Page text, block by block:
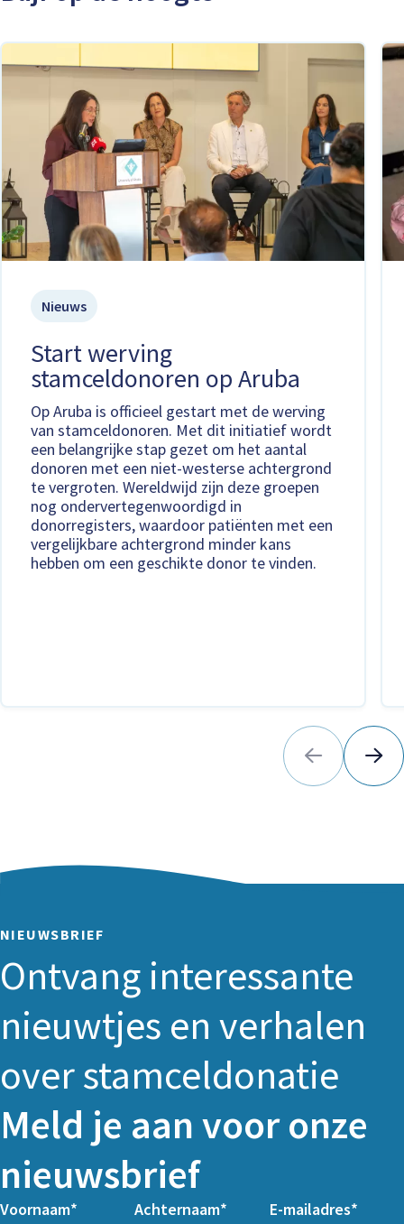
Nieuws
Start werving
stamceldonoren op Aruba
Op Aruba is officieel gestart met de werving
van stamceldonoren. Met dit initiatief wordt
een belangrijke stap gezet om het aantal
donoren met een niet-westerse achtergrond
te vergroten. Wereldwijd zijn deze groepen
nog ondervertegenwoordigd in
donorregisters, waardoor patiënten met een
vergelijkbare achtergrond minder kans
hebben om een geschikte donor te vinden.
NIEUWSBRIEF
Ontvang interessante
nieuwtjes en verhalen
over stamceldonatie
Meld je aan voor onze
nieuwsbrief
Columns
Voornaam Achternaam E-mailadres